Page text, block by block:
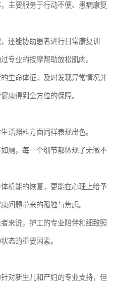
主要服务于行动不便、患病康复
还能协助患者进行日常康复训
专业的按摩帮助放松肌肉。
生命体征，及时发现异常情况并
康得到全方位的保障。
活照料方面同样表现出色。
厕，每一个细节都体现了无微不
机能的恢复，更能在心理上给予
问题带来的孤独与焦虑。
来说，护工的专业陪伴和细致照
态的重要因素。
对新生儿和产妇的专业支持，但